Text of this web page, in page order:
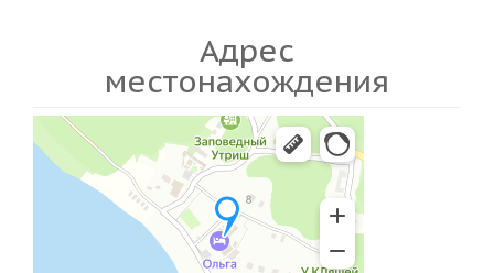
Адрес
местонахождения